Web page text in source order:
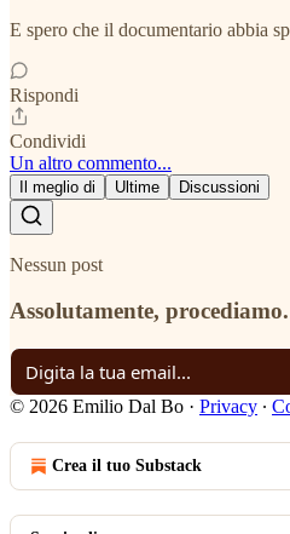
E spero che il documentario abbia
Rispondi
Condividi
Un altro commento...
Il meglio di Ultime Discussioni
Nessun post
Assolutamente, procediamo.
© 2026 Emilio Dal Bo · Privacy ∙
Crea il tuo Substack